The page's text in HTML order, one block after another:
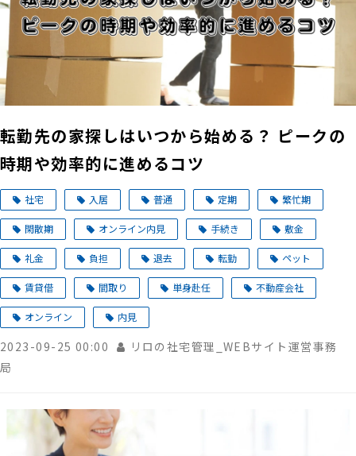
転勤先の家探しはいつから始める？ ピークの
時期や効率的に進めるコツ
社宅 入居 普通 定期 繁忙期
閑散期 オンライン内見 手続き 敷金
礼金 負担 退去 転勤 ペット
賃貸借 間取り 単身赴任 不動産会社
オンライン 内見
2023-09-25 00:00
リロの社宅管理_WEBサイト運営事務
局